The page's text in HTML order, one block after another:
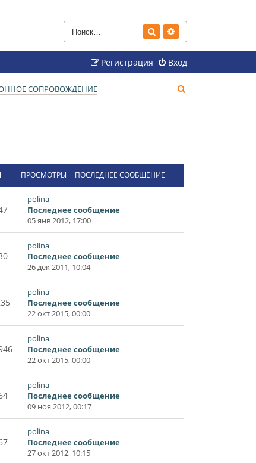
Поиск
Вход
Регистрация
СОПРОВОЖДЕНИЕ
ПРОСМОТРЫ ПОСЛЕДНЕЕ СООБЩЕНИЕ
polina
Последнее сообщение
05 янв 2012, 17:00
polina
Последнее сообщение
26 дек 2011, 10:04
polina
Последнее сообщение
22 окт 2015, 00:00
polina
Последнее сообщение
22 окт 2015, 00:00
polina
Последнее сообщение
09 ноя 2012, 00:17
polina
Последнее сообщение
27 окт 2012, 10:15